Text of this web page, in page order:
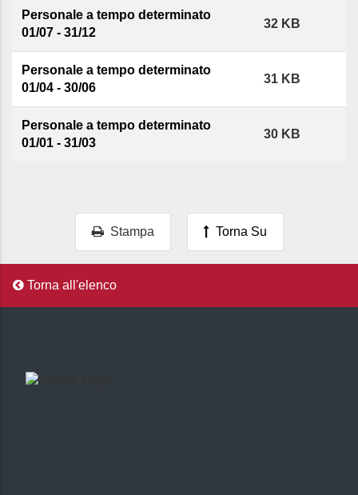
Personale a tempo determinato
01/07 - 31/12
32 KB
Personale a tempo determinato
01/04 - 30/06
31 KB
Personale a tempo determinato
01/01 - 31/03
30 KB
Stampa Torna Su
Torna all'elenco